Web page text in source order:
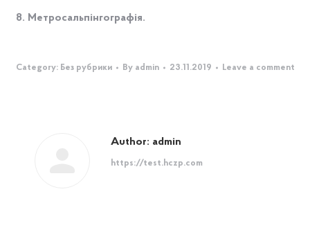
Метросальпінгографія.
Category: Без рубрики By admin 23.11.2019 Leave a comment
Author: admin
https://test.hczp.com